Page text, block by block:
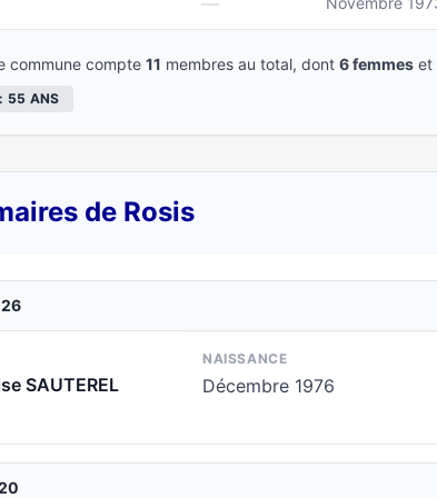
commune compte 11 membres au total, dont 6 femmes et
55 ANS
de Rosis
SAUTEREL
NAISSANCE
Décembre 1976